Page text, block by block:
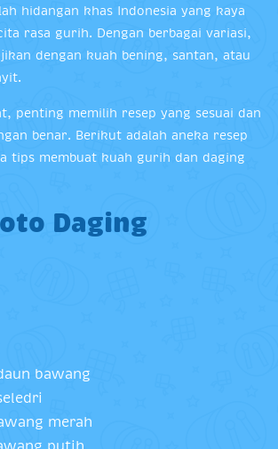
hidangan khas Indonesia yang kaya
rasa gurih. Dengan berbagai variasi,
dengan kuah bening, santan, atau
penting memilih resep yang sesuai dan
benar. Berikut adalah aneka resep
tips membuat kuah gurih dan daging
Daging
bawang
merah
putih